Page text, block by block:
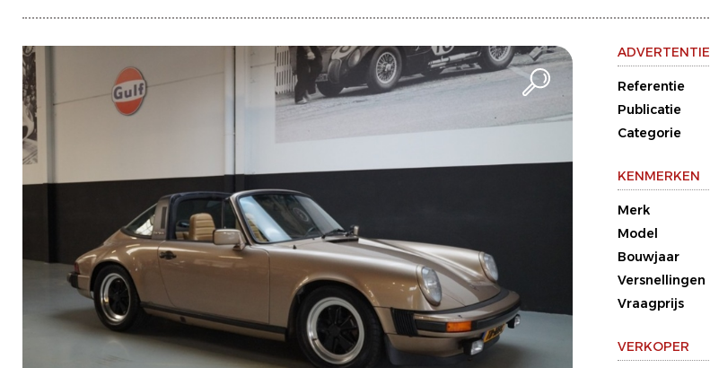
ADVERTENTIE
Referentie
Publicatie
Categorie
KENMERKEN
Merk
Model
Bouwjaar
Versnellingen
Vraagprijs
VERKOPER